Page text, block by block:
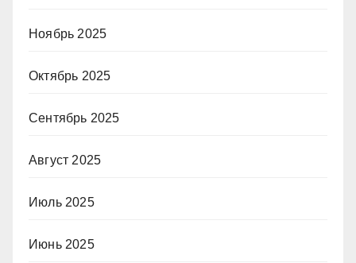
Ноябрь 2025
Октябрь 2025
Сентябрь 2025
Август 2025
Июль 2025
Июнь 2025